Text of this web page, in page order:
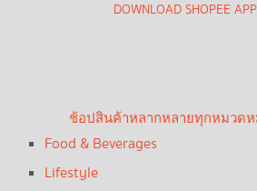
DOWNLOAD SHOPEE
ช้อปสินค้าหลากหลายทุกหมวด
Food & Beverages
Lifestyle